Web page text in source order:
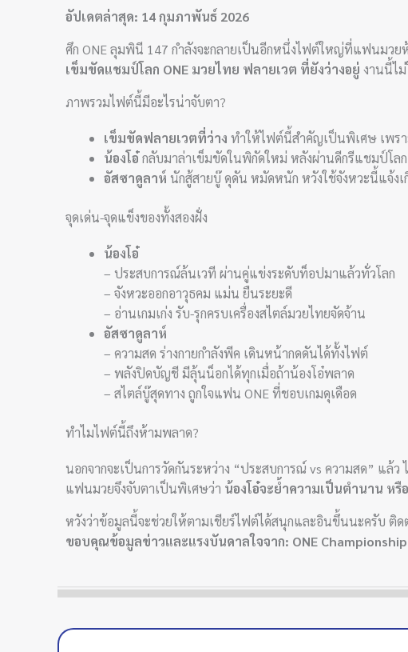
อัปเดตล่าสุด: 14 กุมภาพันธ์ 2026
ศึก ONE ลุมพินี 147 กำลังจะกลายเป็นอีกหนึ่งไฟต์ใหญ่ที่แฟนมวย
เข็มขัดแชมป์โลก ONE มวยไทย ฟลายเวต ที่ยังว่างอยู่ งานนี้ไ
ภาพรวมไฟต์นี้มีอะไรน่าจับตา?
เข็มขัดฟลายเวตที่ว่าง ทำให้ไฟต์นี้สำคัญเป็นพิเศษ เพร
น้องโอ๋กลับมาล่าเข็มขัดในพิกัดใหม่ หลังผ่านดีกรีแชมป์โ
อัสซาดูลาห์ นักสู้สายบู๊ ดุดัน หมัดหนัก หวังใช้จังหวะนี้แจ้งเ
จุดเด่น-จุดแข็งของทั้งสองฝั่ง
น้องโอ๋
– ประสบการณ์ล้นเวที ผ่านคู่แข่งระดับท็อปมาแล้วทั่วโลก
– จังหวะออกอาวุธคม แม่น ยืนระยะดี
– อ่านเกมเก่ง รับ-รุกครบเครื่องสไตล์มวยไทยจัดจ้าน
อัสซาดูลาห์
– ความสด ร่างกายกำลังพีค เดินหน้ากดดันได้ทั้งไฟต์
– พลังปิดบัญชี มีลุ้นน็อกได้ทุกเมื่อถ้าน้องโอ๋พลาด
– สไตล์บู๊สุดทาง ถูกใจแฟน ONE ที่ชอบเกมดุเดือด
ทำไมไฟต์นี้ถึงห้ามพลาด?
นอกจากจะเป็นการวัดกันระหว่าง “ประสบการณ์ vs ความสด” แล้
แฟนมวยจึงจับตาเป็นพิเศษว่า น้องโอ๋จะย้ำความเป็นตำนาน ห
หวังว่าข้อมูลนี้จะช่วยให้ตามเชียร์ไฟต์ได้สนุกและอินขึ้นนะครับ ติ
ขอบคุณข้อมูลข่าวและแรงบันดาลใจจาก: ONE Championship